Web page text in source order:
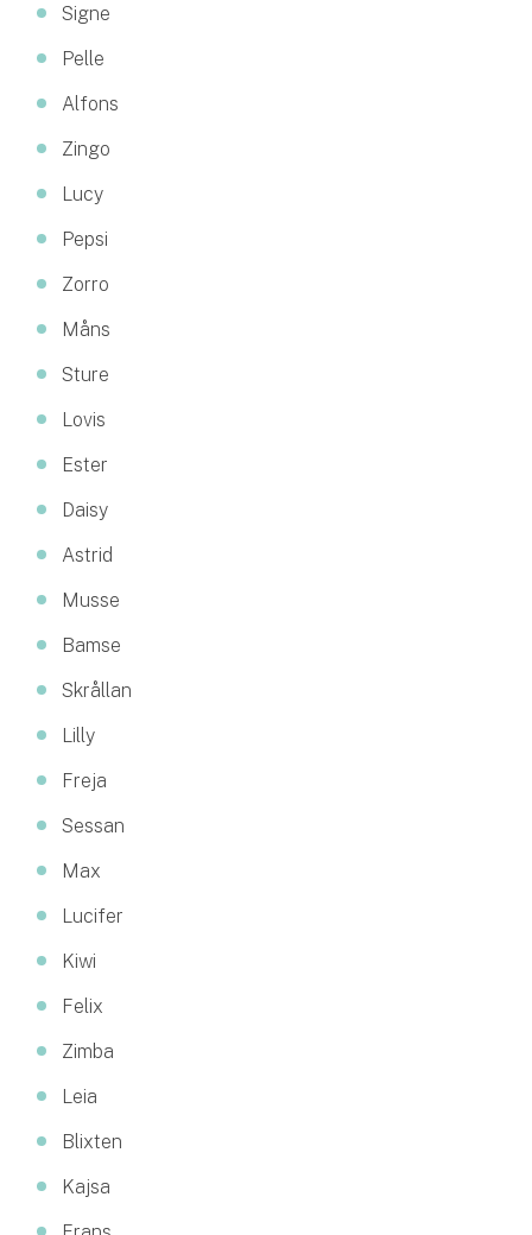
Signe
Pelle
Alfons
Zingo
Lucy
Pepsi
Zorro
Måns
Sture
Lovis
Ester
Daisy
Astrid
Musse
Bamse
Skrållan
Lilly
Freja
Sessan
Max
Lucifer
Kiwi
Felix
Zimba
Leia
Blixten
Kajsa